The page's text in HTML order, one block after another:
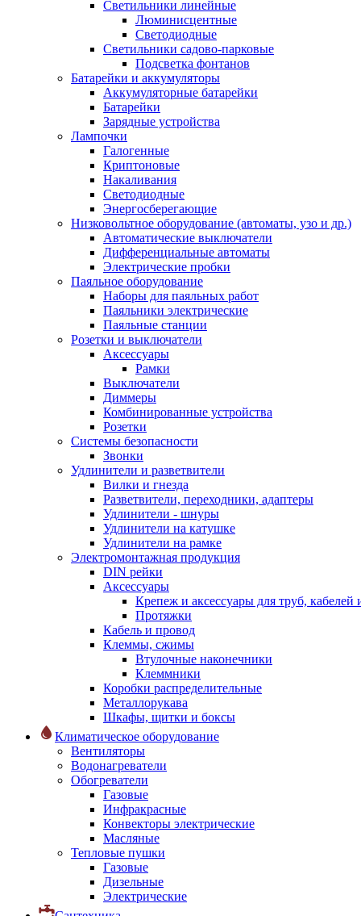
Светильники линейные
Люминисцентные
Светодиодные
Светильники садово-парковые
Подсветка фонтанов
Батарейки и аккумуляторы
Аккумуляторные батарейки
Батарейки
Зарядные устройства
Лампочки
Галогенные
Криптоновые
Накаливания
Светодиодные
Энергосберегающие
Низковольтное оборудование (автоматы, узо и др.)
Автоматические выключатели
Дифференциальные автоматы
Электрические пробки
Паяльное оборудование
Наборы для паяльных работ
Паяльники электрические
Паяльные станции
Розетки и выключатели
Аксессуары
Рамки
Выключатели
Диммеры
Комбинированные устройства
Розетки
Системы безопасности
Звонки
Удлинители и разветвители
Вилки и гнезда
Разветвители, переходники, адаптеры
Удлинители - шнуры
Удлинители на катушке
Удлинители на рамке
Электромонтажная продукция
DIN рейки
Аксессуары
Крепеж и аксессуары для труб, кабелей
Протяжки
Кабель и провод
Клеммы, сжимы
Втулочные наконечники
Клеммники
Коробки распределительные
Металлорукава
Шкафы, щитки и боксы
Климатическое оборудование
Вентиляторы
Водонагреватели
Обогреватели
Газовые
Инфракрасные
Конвекторы электрические
Масляные
Тепловые пушки
Газовые
Дизельные
Электрические